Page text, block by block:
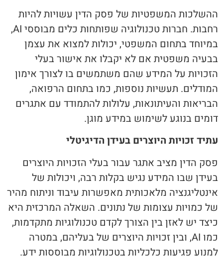
ההשלכות המשפטיות של פסק הדין עשויות להיות
רחבות. חברות טכנולוגיה שפותחות כלים מבוססי AI,
במיוחד בתחום המשפטי, יכולות למצוא את עצמן
בבעיה משפטית אם לא יקבלו את אישור בעלי
הזכויות על המידע שהם משתמשים בו לצורך אימון
המודלים. תעשיות נוספות, כמו בתחום הרפואה,
הבריאות והעיתונאות, עלולות להתמודד עם אתגרים
דומים בנוגע לשימוש במידע מוגן.
עתיד זכויות היוצרים בעידן הדיגיטלי
פסק הדין מציב אתגר עבור בעלי הזכויות היוצרים
בעידן שבו המידע נגיש בקלות רבה, ויכולות של
אינטליגנציה מלאכותית מאפשרות עיבוד וניתוח מהיר
של כמויות עצומות של נתונים. השאלה המרכזית היא
כיצד יש לאזן בין הצורך לקדם טכנולוגיות מתקדמות,
כמו AI, ובין זכויות היוצרים של בעליהם, במטרה
למנוע פגיעות כלכליות בטכנולוגיות מבוססות ידע.